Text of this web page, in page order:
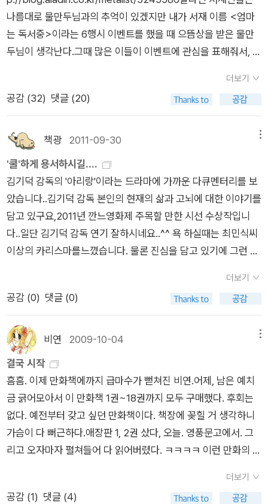
다고 믿고 싶다. 적폐는 세계 어디에나 도처에 존재하고 있다. 신
성한 돌 잉게타이를 손에 넣은 자에게 옹코보크웨의 저주가 내리
기를 바라는 마음으로 책장을 덮었다.
아래서 걸어보는게 나의 유일한 소원이야. 라는 료지. 나는 어둠
속에 있었지만 태양을 대신할 존재가 있어서 걸어갈 수 있어어.
라는 유키호. 이런 슬프고도 애절한 사랑도 있구나.나는 손예진이
배우는 배우일뿐 그들의 원래 모습에 별 관심이 없음에도 불구하
키호역을 손예진이 맡았다고 하니 내가 가진 그녀의 이미지와 너
무 잘 맞는다는 생각이다. 음식을 매개로 한 잡학다식 책인데...
많은 사람들의 좋은 평가에도 불구하고 나에게는 그닥 인상적인
책은 아니었다. 다 읽고 났음에도 내가 뭘 읽었나 싶다. '슬
럼독 밀리어네어'에서 보여준 판타지와 위트를 기대했으나, 구성
의 산만함과 사건들의 개연성 부족으로 인해 전작에 훨씬 못미치
는 작품이다. 더군다나 등장인물 중 어느 한명도 나의 마음을 끄
는지를 전반적으로 조명함으로써 독자로 하여금 지금 무엇을 하
고 앞으로 무엇을 해야할지 스스로 고민하게끔 한 점이 좋았습니
다. 이직, 전직이 점점 보편화되고 있고, 일에 대한 가치관도 변해
가는 요즘 시의적절한 주제를 다룬 책이라고 생각합니다. 노 임
팩트맨 저자가 실제로 1년 동안 지구에 영향을 끼치지 않고 살아
보는 프로젝트에 도전한 일을 수기 형식으로 기록한 책. 지구에
영향을 끼치지 않는다는 것이 말이 쉽지, 생활 필수품이나 전기,
수도 같은 에너지 자원까지 쓰지 않고 스스로 자급자족하면서 사
는 게 정말 어려운 일이라는 것을 이 책을 통해 알았습니다. 수기
형식이라서 읽기 쉽고 재미있어요. 환경운동, 환경 문제에 대해
관심이 있지만 어떤 책을 읽으면 좋을지 모르시는 분들에게 추천
하고 싶은 책입니다. 닥치고 정치 사실 베스트셀러를 바로바로
챙겨서 읽는 편은 아니고, 읽더라도 일부러 한참 뒤에 읽는 편인
데요, 이 책은 워낙 화제라서 읽어봤는데 예상 외로 좋았어요. 한
국 정치의 문제의 원인을 정치인들이 사용하는 언어의 문제에서
제시한 점이 이 책의 최대 장점이 아닐까 싶습니다. '나꼼수'의 인
보면 우리 국민들이 정치에 관심도 많고, 좋은 책이 있으면 기꺼
이 읽어볼 의향도 있는 것이겠지요. 이 책의 인기가 한 번의 열풍
으로 그치지 않고 계속 이어져서 한국 정치에도 좋은 영향으로 작
용했으면 좋겠습니다. 방랑식객 자연 그대로의 재료로 한국인의
입맛에 맛는 건강한 음식을 만드는 요리사님이 우리나라 방방곡
곡부터 일본, 중국 등을 누비며 요리를 만드는 내용입니다. 읽는
것만으로도 풀 냄새가 나는 것 같고 푸근하고 마음이 정화되는 것
도 알게 되었고, 건강을 생각해서 먹어야 겠다고 생각했습니
다. 빅 픽처 이 책을 쓴 더글라스 케네디는 본국인 미국보다도
나름대로 물만두님과의 추억이 있겠지만 내가 서재 이름 <엄마
는 독서중>이라는 6행시 이벤트를 했을 때 으뜸상을 받은 물만
두님이 생각난다.그때 많은 이들이 이벤트에 관심을 표해줘서, 더
면 좋죠. 마 : 마냥 아이들이 따라 읽을테니까요. 는 : 는개가 와서
보다 좋은 건 없는데 서 : 서둘러 다른 것들로 미뤄두는 것이 안타
다행이다 생각합니다. 으뜸상품으로 만두님은 역시 추리소설을
선택하셨고... 물만두 2008-10-27 10:05 댓글달기 | 삭제 | UR
L 주제에 충실하려던 것보다는 그저 순오기님께 축하 인사를 드
리려던 것이었답니다^^ 므흣~ 감사합니다.물만두 2008-10-2
7 10:09 댓글달기 | 삭제 | URL 마노스케 사건 해결집 - 나누시
후계자, 진실한 혹은 소소한 일상 미스터리 하타케나카 메구미 지
10년 1월, 새해에 우리 독서회원들이 같이 읽으면 좋을 추리소설
도 추천해 주었었고... 물만두 2010-01-25 11:50 댓글달기 | 삭
제 | URL 사회 부패를 다룬 미스터리 6인의 용의자 수도원의 죽
음 부패의 풍경 미륵의 손바닥 제가 지금 사회, 부패란 단어로 조
사한 작품입니다. 대부분 추리소설은 사회의 부패를 반영합니다.
그 부패가 무엇이냐에 달려있죠. 개인이냐, 사회냐, 국가냐 말입
니다. 범죄란 단지 개인의 문제로 치부하기 어렵다는 게 제 생각
입니다. 잔인한 작품은 뺐고요. 우리나라 작품은 없습니다. 추리
소설을 잔인과 폭력이라는 보여지는 면이 아닌 그 이면의 현실 세
계가 안고 있는 더 잔인함을 표현하려는 거라 생각하신다면 부담
더보기
공감 (32) 댓글 (20)
책광 2011-09-30
'쿨'하게 용서하시길....
김기덕 감독의 '아리랑'이라는 드라마에 가까운 다큐멘터리를 보
았습니다..김기덕 감독 본인의 현재의 삶과 고뇌에 대한 이야기를
담고 있구요,2011년 깐느영화제 주목할 만한 시선 수상작입니
다..일단 김기덕 감독 연기 잘하시네요..^^ 욕 하실때는 최민식씨
이상의 카리스마를느꼈습니다. 물론 진심을 담고 있기에 그런 표
조감독 이였던 '장훈'이라는 감독하고의이야기들... 여기서도 많
이 나옵니다..상당히 배신감을 많이 느끼신것 같더군요... 개인적
으로 감독께서 생각 하시는 배신이란 개념을 우리 일상에 대입해
본다면세상의 거의 모든 자식들은 다 배신자 아니겠습니까.. 부모
의 뜻대로 되는 자식이 얼마나되겠습니까... 하지만부모의 마음으
로 '쿨'하게 용서하시길 바랍니다..그리고 하고자 하시는 영화에
대한 욕심과 이에 미치지 못하는 현실에 대한 고뇌도조금만 욕심
을 줄이시면 훨씬 마음이 평화롭지 않을까 합니다.. 제가 영화현
장에대해서전혀 모르지만, 겉으로 보기에 하나 배교해본다면 동
갑내기 감독이신 '홍상수'감독을 보면현재 영화현장의 상황이 안
좋다고 하지만 끊임없이 찍고 계시더군요. 그쪽도 제작비나 그런
면에선 김기덕 감독의 상황이나 별반 다를 일이 없을거라 생각합
더보기
공감 (0) 댓글 (0)
비연 2009-10-04
결국 시작
흠흠. 이제 만화책에까지 급마수가 뻗쳐진 비연.어제, 남은 예치
금 긁어모아서 이 만화책 1권~18권까지 모두 구매했다. 후회는
없다. 예전부터 갖고 싶던 만화책이다. 책장에 꽂힐 거 생각하니
가슴이 다 뻐근하다.애장판 1, 2권 샀다, 오늘. 영풍문고에서. 그
리고 오자마자 펼쳐들어 다 읽어버렸다. ㅋㅋㅋㅋ 이런 만화의 특
미치는 일이 없다는 거다. 암튼 <마스터 키튼> 이후에는 이 만화
더보기
공감 (1) 댓글 (4)